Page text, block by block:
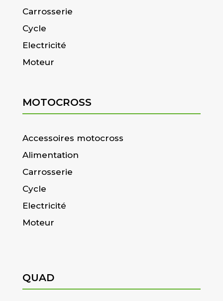
Carrosserie
Cycle
Electricité
Moteur
MOTOCROSS
Accessoires motocross
Alimentation
Carrosserie
Cycle
Electricité
Moteur
QUAD